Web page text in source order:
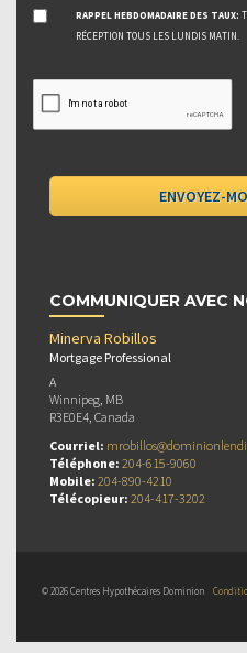
RAPPEL HEBDOMADAIRE DES TAUX:
RÉCEPTION TOUS LES LUNDIS MATIN.
COMMUNIQUER AVEC
Minerva Robillos
Mortgage Professional
A
Winnipeg, MB
R3E0E4, Canada
Courriel:
Téléphone: 204-615-9060
Mobile: 204-890-4210
Télécopieur: 204-417-3202
© 2026 Centres Hypothécaires Dominion